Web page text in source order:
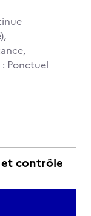
Ponctuel
et contrôle